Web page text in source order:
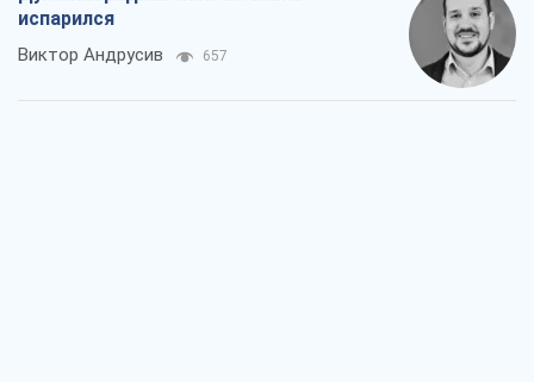
испарился
Виктор Андрусив 657